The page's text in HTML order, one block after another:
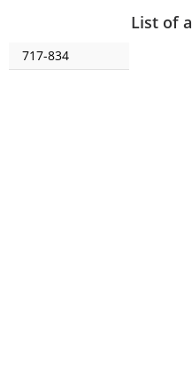
List of
717-834